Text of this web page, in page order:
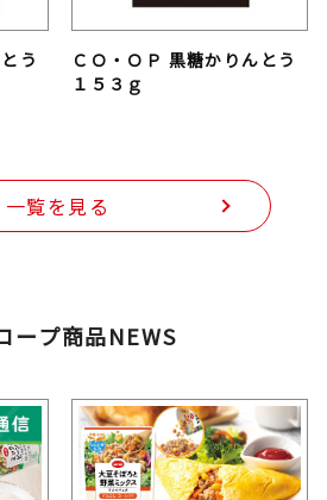
う
ＣＯ・ＯＰ 黒糖かりんとう
１５３ｇ
一覧を見る
ープ商品NEWS